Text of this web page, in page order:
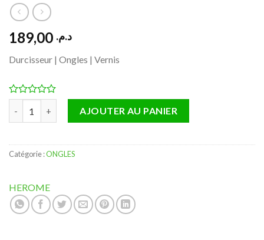
د.م.
Durcisseur | Ongles | Vernis
AJOUTER AU PANIER
Catégorie :ONGLES
HEROME